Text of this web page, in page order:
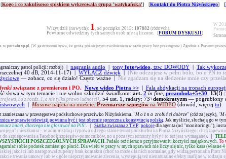
Kogo i co zakulisowo spiskiem wykreowała grupa 'watykańska'] [Kontakt do Piotra Niżyńskiego] [
Wizyt dziś (nowych): 1, od początku 2015: 107882 (różnych).
Powtórne odwiedziny tych samych osób nie są liczone. [FORUM DYSKUSJI]
W
w portalu xp.pl. (W gastronomii bywa, że grożą późniejszym zwolnieniem w razie pracy bez przestępstw.) Zgodnie z Prawem
patrol policji: rozbój) nagrania audio tony foto/wideo , tzw. DOWODY Tak
40 dB, 2014-11-17) | WYŁĄCZ dźwięk
(Nie odczujesz w pełni bólu, bo u PN to
— zobacz, co się działo! Często ważne | Nie zgadzam się na śledzenie mnie czy
związane z premierem i PO. Nowe wideo Piotra >>| Fala abdykacji na tronach
słowa w tym temacie i nie wolno szkodzić świadkom: art. 2 in fine, preambuła+5+30 13(!)
bo z rozdz. 1, a nie tylko prawo ludności] , 54 ust. 1, radary: 73+demokratyzm — pogrubiony
Masowe najścia na mieście. Przemarsze szpiegów na WIDEO (dowód, więcej tu)
zamieszana w przestępstwa podsłuchowe przeciwko Niżyńskiemu. "Można zrobić ci dobrze" (cóż za język), "
w sprawie telewizji powinna być i jest obecnie sprzeczna z konstytucją polską. Jak myślicie, słuchają go w
babci, dlaczego nie głosować na PiS". Siatka związana z TVP: pokoje dla agenta (od "monitoringu"),
mieszkania – w administracji typowo od tego stanie temat podsłuchu na Piotra Niżyńskiego: chcą
szpiegowania a Facebook szpiegów-pomocników, no a poza tym remonty były i to też jest wymagane).
POSZCZEGÓLNYCH SPRAWACH. Padało też nieraz o przyjmowaniu korzyści majątkowych. To
sobie podatek zamiast go płacić. Dla wielu w pracy w mych sprawach nie liczy się nic, tylko kasa (własne
jakości lub następował zupełny brak kontaktu (choć to może dla nich normalne, gdy widzą personalia Piotr
trwania umowy lub w ogóle nieprzyjmowanie zlecenia, występują też nienaturalne efekty mafijne w rodzaju